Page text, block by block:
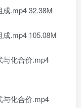
.mp4 32.38M
.mp4 105.08M
化合价.mp4
化合价.mp4